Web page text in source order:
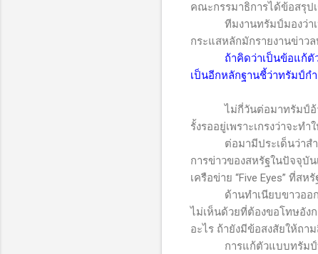
คณะกรรมาธิการได้ข้อสรุป
ทีมงานทรัมป์มองว่า
กระแสหลักมักรายงานข่าว
ถ้าคิดว่าเป็นข้อแก้ตั
เป็นอีกหลักฐานชี้ว่าทรัมป์ก
ไม่กี่วันต่อมาทรัมป์อ้างว่
รั้งรออยู่เพราะเกรงว่าจะทำ
ต่อมามีประเด็นว่าส
การข่าวของสหรัฐในปัจจุบั
เครือข่าย “Five Eyes” ที่สห
ด้านทำเนียบขาวออ
ไม่เห็นด้วยที่ต้องขอโทษอัง
อะไร ถ้ายังมีข้อสงสัยให้ถา
การแก้ตัวแบบทรัมป์ทำใ